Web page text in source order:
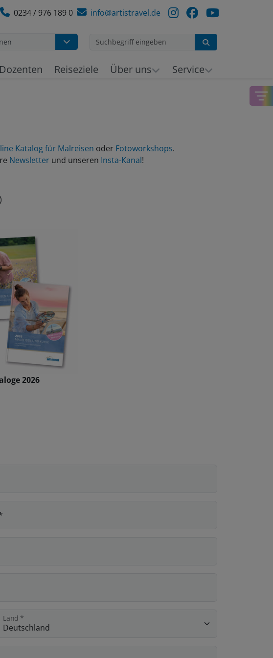
0234 / 976 189 0 info@artistravel.de
Dozenten Reiseziele Über uns Service
Katalog für Malreisen oder Fotoworkshops.
Newsletter und unseren Insta-Kanal!
2026
Land *